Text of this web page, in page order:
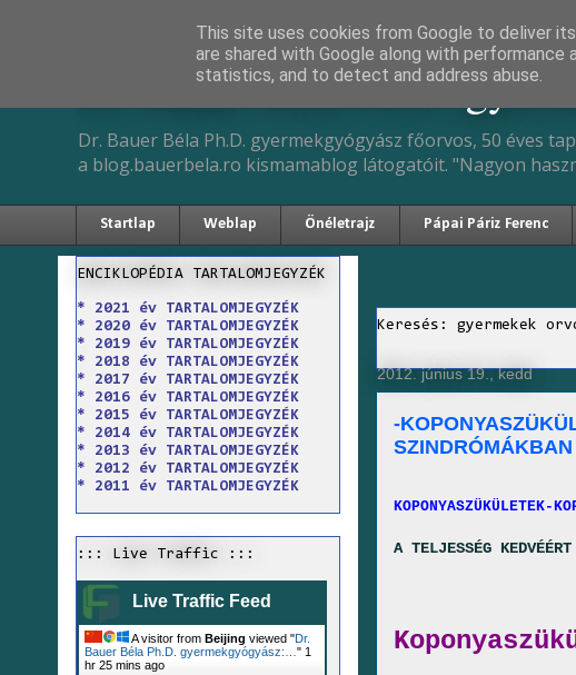
Dr. Bauer Béla Ph.D.
Dr. Bauer Béla Ph.D. gyermekgyógyász főorvos, 50 éves
a blog.bauerbela.ro kismamablog látogatóit. "Nagyon
Startlap Weblap Önéletrajz Pápai Páriz Ferenc
Keresés: gyermekek
2012. június 19., kedd
-
SZINDRÓMÁKBAN
KOPONYASZÜKÜLETEK-
A TELJESSÉG
ENCIKLOPÉDIA TARTALOMJEGYZÉK
* 2021 év TARTALOMJEGYZÉK
* 2020 év TARTALOMJEGYZÉK
* 2019 év TARTALOMJEGYZÉK
* 2018 év TARTALOMJEGYZÉK
* 2017 év TARTALOMJEGYZÉK
* 2016 év TARTALOMJEGYZÉK
* 2015 év TARTALOMJEGYZÉK
* 2014 év TARTALOMJEGYZÉK
* 2013 év TARTALOMJEGYZÉK
* 2012 év TARTALOMJEGYZÉK
* 2011 év TARTALOMJEGYZÉK
::: Live Traffic :::
Live Traffic Feed
A visitor from Beijing viewed "Dr.
Bauer Béla Ph.D. gyermekgyógyász:… " 1
hr 25 mins ago
This site uses cookies from Google to deliver
are shared with Google along with
statistics, and to detect and address abuse.